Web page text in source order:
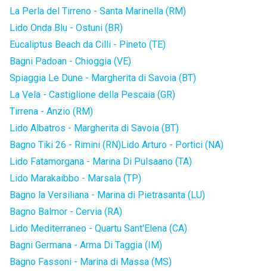
La Perla del Tirreno - Santa Marinella (RM)
Lido Onda Blu - Ostuni (BR)
Eucaliptus Beach da Cilli - Pineto (TE)
Bagni Padoan - Chioggia (VE)
Spiaggia Le Dune - Margherita di Savoia (BT)
La Vela - Castiglione della Pescaia (GR)
Tirrena - Anzio (RM)
Lido Albatros - Margherita di Savoia (BT)
Bagno Tiki 26 - Rimini (RN)Lido Arturo - Portici (NA)
Lido Fatamorgana - Marina Di Pulsaano (TA)
Lido Marakaibbo - Marsala (TP)
Bagno la Versiliana - Marina di Pietrasanta (LU)
Bagno Balmor - Cervia (RA)
Lido Mediterraneo - Quartu Sant'Elena (CA)
Bagni Germana - Arma Di Taggia (IM)
Bagno Fassoni - Marina di Massa (MS)